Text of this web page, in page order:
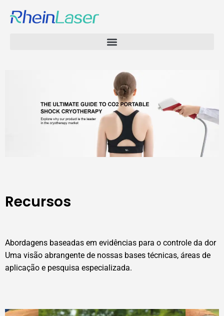
Recursos
Abordagens baseadas em evidências para o controle da dor
Uma visão abrangente de nossas bases técnicas, áreas de
aplicação e pesquisa especializada.